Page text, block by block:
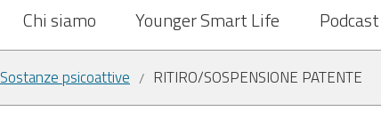
Chi siamo Younger Smart Life Podcast
Sostanze psicoattive / RITIRO/SOSPENSIONE PATENTE